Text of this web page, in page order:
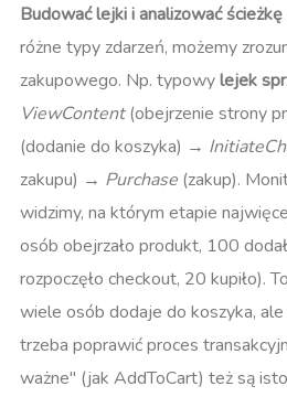
Budować lejki i analizować
różne typy zdarzeń, możemy
zakupowego. Np. typowylejek
ViewContent(obejrzenie strony
(dodanie do koszyka) →
zakupu) → Purchase (zakup).
widzimy, na którym etapie
osób obejrzało produkt, 100
rozpoczęło checkout, 20 kupiło).
wiele osób dodaje do koszyka, ale
trzeba poprawić proces
ważne" (jak AddToCart) też są